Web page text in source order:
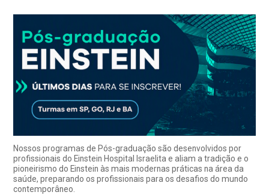
Nossos programas de Pós-graduação são desenvolvidos por
profissionais do Einstein Hospital Israelita e aliam a tradição e o
pioneirismo do Einstein às mais modernas práticas na área da
saúde, preparando os profissionais para os desafios do mundo
contemporâneo.